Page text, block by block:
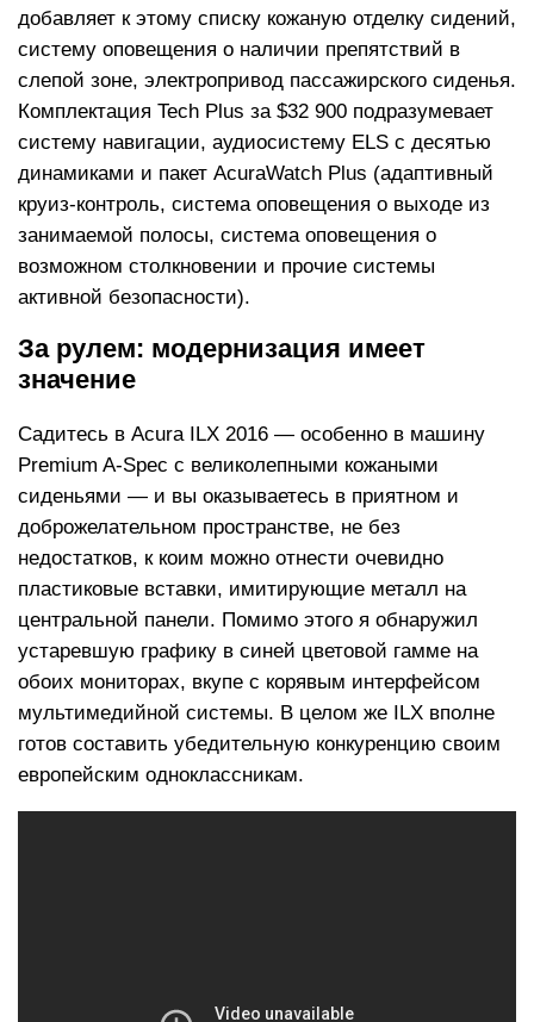
добавляет к этому списку кожаную отделку сидений,
систему оповещения о наличии препятствий в
слепой зоне, электропривод пассажирского сиденья.
Комплектация Tech Plus за $32 900 подразумевает
систему навигации, аудиосистему ELS с десятью
динамиками и пакет AcuraWatch Plus (адаптивный
круиз-контроль, система оповещения о выходе из
занимаемой полосы, система оповещения о
возможном столкновении и прочие системы
активной безопасности).
За рулем: модернизация имеет
значение
Садитесь в Acura ILX 2016 — особенно в машину
Premium A-Spec с великолепными кожаными
сиденьями — и вы оказываетесь в приятном и
доброжелательном пространстве, не без
недостатков, к коим можно отнести очевидно
пластиковые вставки, имитирующие металл на
центральной панели. Помимо этого я обнаружил
устаревшую графику в синей цветовой гамме на
обоих мониторах, вкупе с корявым интерфейсом
мультимедийной системы. В целом же ILX вполне
готов составить убедительную конкуренцию своим
европейским одноклассникам.